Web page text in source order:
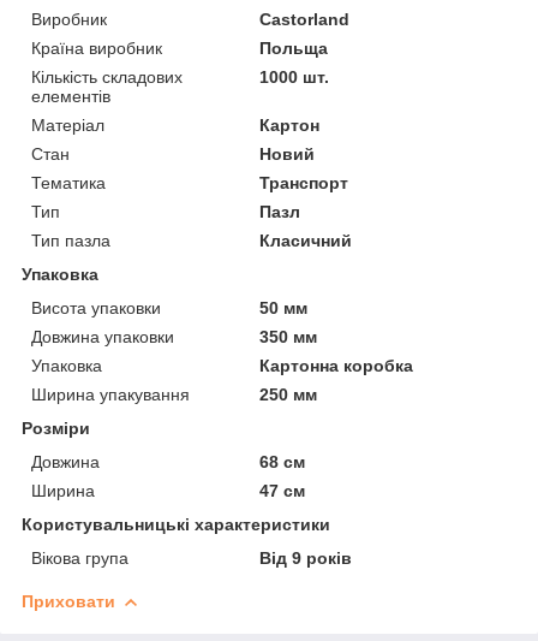
Виробник
Castorland
Країна виробник
Польща
Кількість складових
елементів
1000 шт.
Матеріал
Картон
Стан
Новий
Тематика
Транспорт
Тип
Пазл
Тип пазла
Класичний
Упаковка
Висота упаковки
50 мм
Довжина упаковки
350 мм
Упаковка
Картонна коробка
Ширина упакування
250 мм
Розміри
Довжина
68 см
Ширина
47 см
Користувальницькі характеристики
Вікова група
Від 9 років
Приховати